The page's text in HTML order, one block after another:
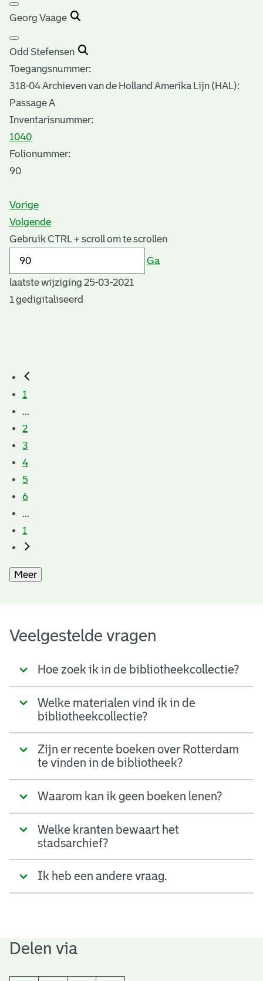
Georg Vaage
Odd Stefensen
Toegangsnummer:
318-04 Archieven van de Holland Amerika Lijn (HAL):
Passage A
Inventarisnummer:
1040
Folionummer:
90
Vorige
Volgende
Gebruik CTRL + scroll om te scrollen
Ga
laatste wijziging 25-03-2021
1 gedigitaliseerd
1
...
2
3
4
5
6
...
1
Meer
Veelgestelde vragen
Hoe zoek ik in de bibliotheekcollectie?
Welke materialen vind ik in de
bibliotheekcollectie?
Zijn er recente boeken over Rotterdam
te vinden in de bibliotheek?
Waarom kan ik geen boeken lenen?
Welke kranten bewaart het
stadsarchief?
Ik heb een andere vraag.
Delen via